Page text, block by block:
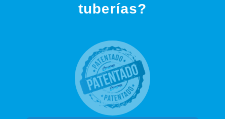
Contacto
tuberías?